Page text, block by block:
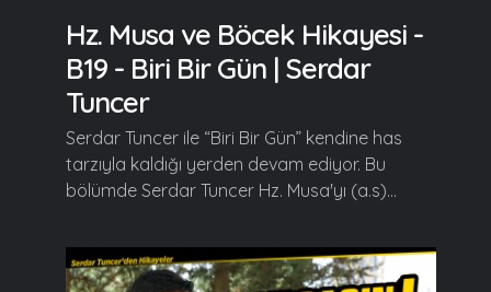
Hz. Musa ve Böcek Hikayesi -
B19 - Biri Bir Gün | Serdar
Tuncer
Serdar Tuncer ile “Biri Bir Gün” kendine has
tarzıyla kaldığı yerden devam ediyor. Bu
bölümde Serdar Tuncer Hz. Musa'yı (a.s)...